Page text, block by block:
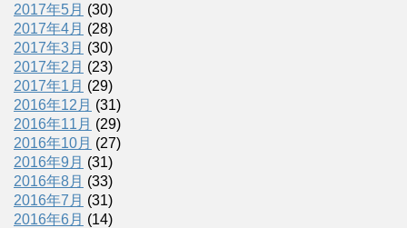
2017年5月 (30)
2017年4月 (28)
2017年3月 (30)
2017年2月 (23)
2017年1月 (29)
2016年12月 (31)
2016年11月 (29)
2016年10月 (27)
2016年9月 (31)
2016年8月 (33)
2016年7月 (31)
2016年6月 (14)